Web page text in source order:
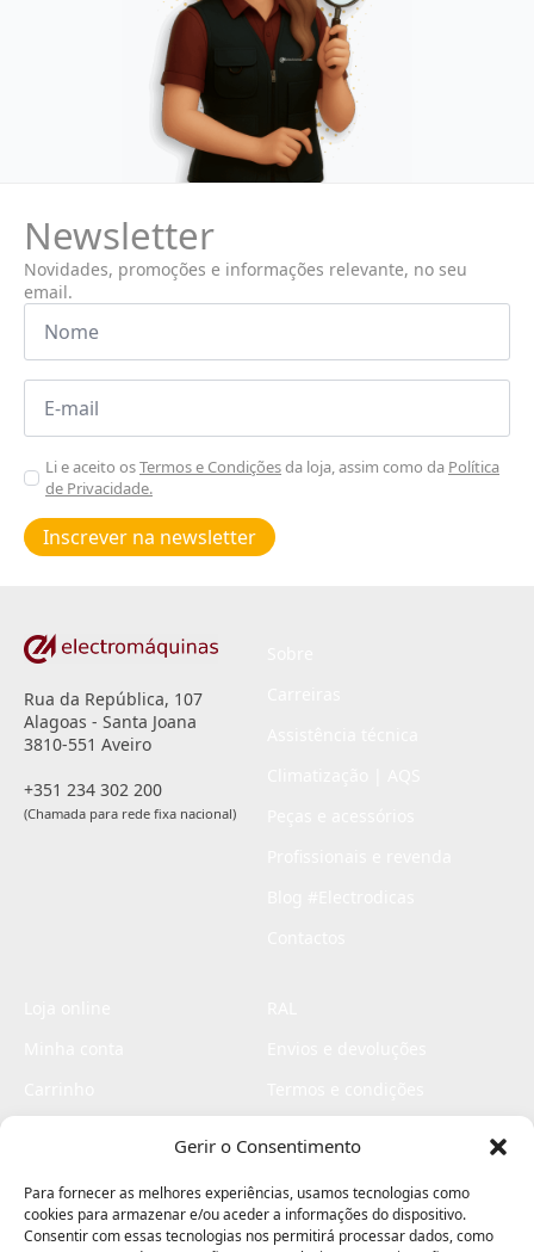
Gerir o Consentimento
Para fornecer as melhores experiências, usamos tecnologias como
cookies para armazenar e/ou aceder a informações do dispositivo.
Consentir com essas tecnologias nos permitirá processar dados, como
Newsletter
Novidades, promoções e informações relevante, no seu
email.
Nome
Email
Aceitar
Poiticas
de
privacidade
Li e aceito osTermos e Condiçõesda loja, assim como da Política
de Privacidade.
Inscrever na newsletter
Rua da República, 107
Alagoas - Santa Joana
3810-551 Aveiro
+351 234 302 200
(Chamada para rede fixa nacional)
Livro de elogios